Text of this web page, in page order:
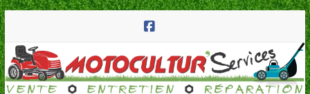
Aller
au
contenu